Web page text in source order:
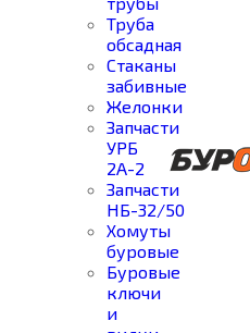
Труба
обсадная
Стаканы
забивные
Желонки
Запчасти
УРБ
2А-2
Запчасти
НБ-32/50
Хомуты
буровые
Буровые
ключи
и